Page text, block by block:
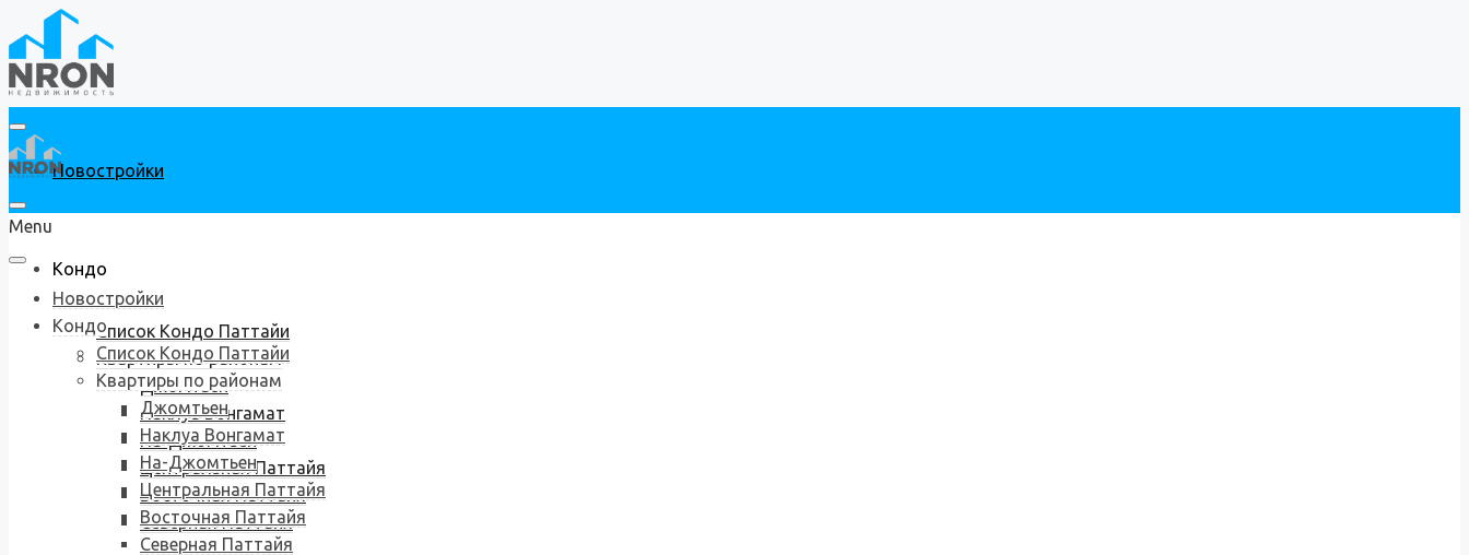
Новостройки
Кондо
Список Кондо Паттайи
Квартиры по районам
Джомтьен
Наклуа Вонгамат
На-Джомтьен
Центральная Паттайя
Восточная Паттайя
Северная Паттайя
Menu
Новостройки
Кондо
Список Кондо Паттайи
Квартиры по районам
Джомтьен
Наклуа Вонгамат
На-Джомтьен
Центральная Паттайя
Восточная Паттайя
Северная Паттайя